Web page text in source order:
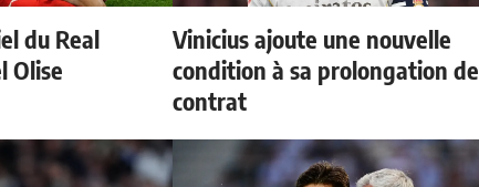
du Real
Olise
Vinicius ajoute une nouvelle
condition à sa prolongation de
contrat